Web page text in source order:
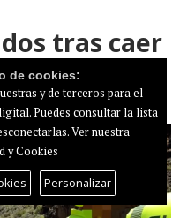
tras caer
ladera en
Tirajana
de cookies:
y de terceros para el
Puedes consultar la lista
Ver nuestra
y Cookies
Personalizar